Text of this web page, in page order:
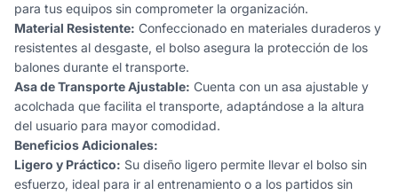
para tus equipos sin comprometer la organización.
Material Resistente: Confeccionado en materiales duraderos y
resistentes al desgaste, el bolso asegura la protección de los
balones durante el transporte.
Asa de Transporte Ajustable: Cuenta con un asa ajustable y
acolchada que facilita el transporte, adaptándose a la altura
del usuario para mayor comodidad.
Beneficios Adicionales:
Ligero y Práctico: Su diseño ligero permite llevar el bolso sin
esfuerzo, ideal para ir al entrenamiento o a los partidos sin